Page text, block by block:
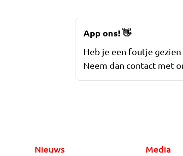
App ons!👋
Heb je een foutje
Neem dan contact met
Nieuws Media